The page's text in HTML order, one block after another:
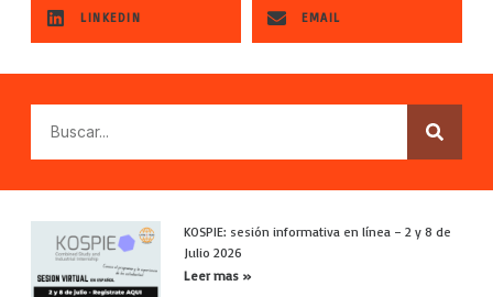
LINKEDIN EMAIL
KOSPIE: sesión informativa en línea – 2 y 8 de
Julio 2026
Leer mas »